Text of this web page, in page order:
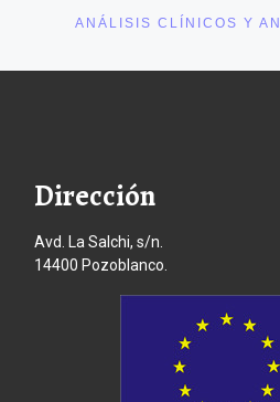
ANÁLISIS CLÍNICOS Y
Dirección
Avd. La Salchi, s/n.
14400 Pozoblanco.